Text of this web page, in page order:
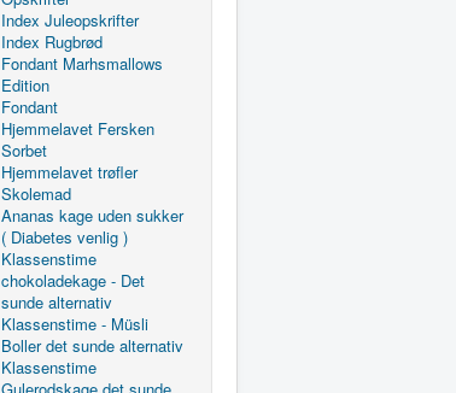
Index Juleopskrifter
Index Rugbrød
Fondant Marhsmallows
Edition
Fondant
Hjemmelavet Fersken
Sorbet
Hjemmelavet trøfler
Skolemad
Ananas kage uden sukker
( Diabetes venlig )
Klassenstime
chokoladekage - Det
sunde alternativ
Klassenstime - Müsli
Boller det sunde alternativ
Klassenstime